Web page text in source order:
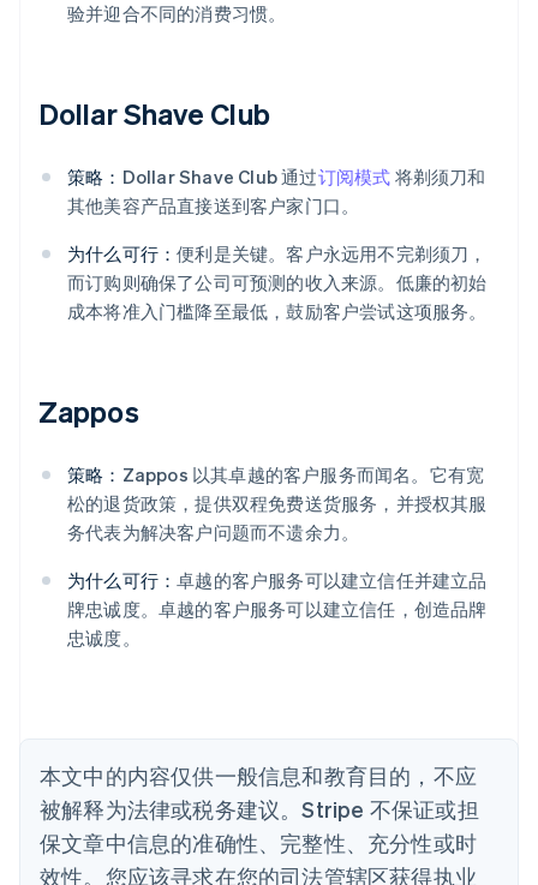
验并迎合不同的消费习惯。
Dollar Shave Club
策略： Dollar Shave Club 通过订阅模式 将剃须刀和
其他美容产品直接送到客户家门口。
为什么可行：便利是关键。客户永远用不完剃须刀，
而订购则确保了公司可预测的收入来源。低廉的初始
成本将准入门槛降至最低，鼓励客户尝试这项服务。
Zappos
策略： Zappos 以其卓越的客户服务而闻名。它有宽
松的退货政策，提供双程免费送货服务，并授权其服
务代表为解决客户问题而不遗余力。
为什么可行：卓越的客户服务可以建立信任并建立品
牌忠诚度。卓越的客户服务可以建立信任，创造品牌
忠诚度。
本文中的内容仅供一般信息和教育目的，不应
被解释为法律或税务建议。Stripe 不保证或担
保文章中信息的准确性、完整性、充分性或时
效性。您应该寻求在您的司法管辖区获得执业
English
English
爱沙尼亚
English
奥地利
澳大利亚
English
巴西
比利时
波兰
English
丹麦
English
德国